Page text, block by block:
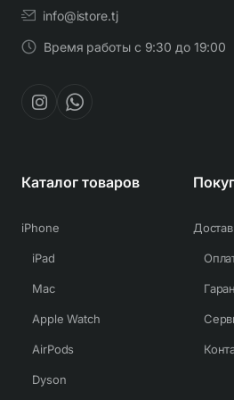
Как работает технология
волосы к насадке для
Да. Система
info@istore.tj
Время работы с 9:30 до 19:00
Каталог товаров
iPhone
iPad
Mac
Apple Watch
AirPods
Dyson